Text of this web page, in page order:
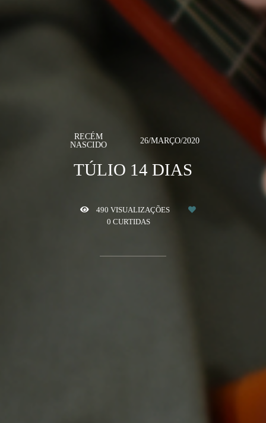
RECÉM
NASCIDO
26/MARÇO/2020
TÚLIO 14 DIAS
490 VISUALIZAÇÕES
0 CURTIDAS